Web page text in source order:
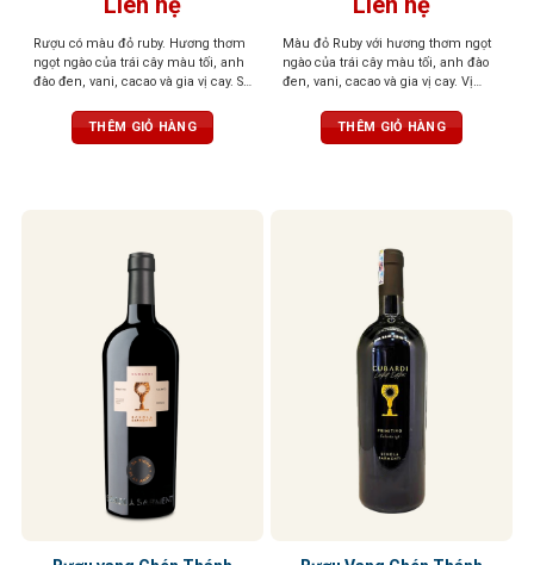
Rượu có màu đỏ ruby. Hương thơm
ngọt ngào của trái cây màu tối, anh
đào đen, vani, cacao và gia vị cay. Sự
cảm nhận tinh tế của trái cây và các
gia vị khác. Hậu vị phong phú,
THÊM GIỎ HÀNG
Màu đỏ Ruby với hương thơm ngọt
ngào của trái cây màu tối, anh đào
đen, vani, cacao và gia vị cay. Vị
tannin mịn và mượt, cân bằng,
thanh lịch
THÊM GIỎ HÀNG